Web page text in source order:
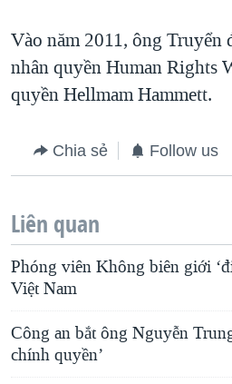
Vào năm 2011, ông Truyển
nhân quyền Human Rights
quyền Hellmam Hammett.
Chia sẻ Follow us
Liên quan
Phóng viên Không biên giới
Việt Nam
Công an bắt ông Nguyễn
chính quyền’